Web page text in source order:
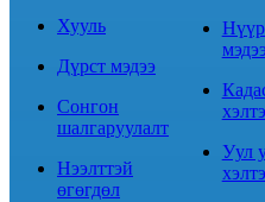
Хууль
Дүрст мэдээ
Сонгон
шалгаруулалт
Нээлттэй
өгөгдөл
Уул